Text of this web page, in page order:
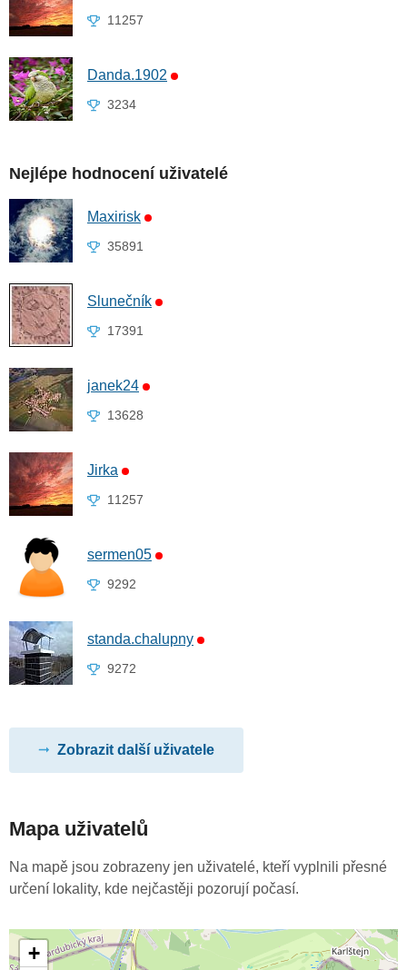
11257
Danda.1902
3234
Nejlépe hodnocení uživatelé
Maxirisk
35891
Slunečník
17391
janek24
13628
Jirka
11257
sermen05
9292
standa.chalupny
9272
Zobrazit další uživatele
Mapa uživatelů
Na mapě jsou zobrazeny jen uživatelé, kteří vyplnili přesné
určení lokality, kde nejčastěji pozorují počasí.
+